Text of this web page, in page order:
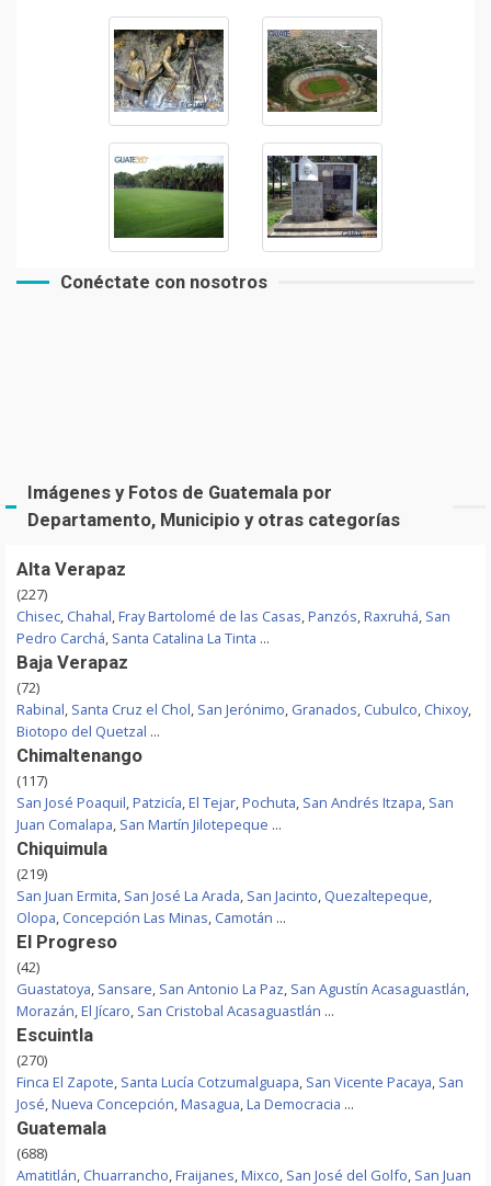
Conéctate con nosotros
Imágenes y Fotos de Guatemala por
Departamento, Municipio y otras categorías
Alta Verapaz
(227)
Chisec, Chahal,Fray Bartolomé de las Casas,Panzós,Raxruhá, San
Pedro Carchá, Santa Catalina La Tinta ...
Baja Verapaz
(72)
Rabinal, Santa Cruz el Chol, San Jerónimo, Granados, Cubulco, Chixoy,
Biotopo del Quetzal ...
Chimaltenango
(117)
San José Poaquil,Patzicía,El Tejar,Pochuta, San Andrés Itzapa, San
Juan Comalapa, San Martín Jilotepeque ...
Chiquimula
(219)
San Juan Ermita, San José La Arada, San Jacinto, Quezaltepeque,
Olopa, Concepción Las Minas, Camotán ...
El Progreso
(42)
Guastatoya, Sansare, San Antonio La Paz, San Agustín Acasaguastlán,
Morazán,El Jícaro, San Cristobal Acasaguastlán ...
Escuintla
(270)
Finca El Zapote, Santa Lucía Cotzumalguapa, San Vicente Pacaya, San
José,Nueva Concepción,Masagua,La Democracia ...
Guatemala
(688)
Amatitlán, Chuarrancho,Fraijanes,Mixco, San José del Golfo, San Juan